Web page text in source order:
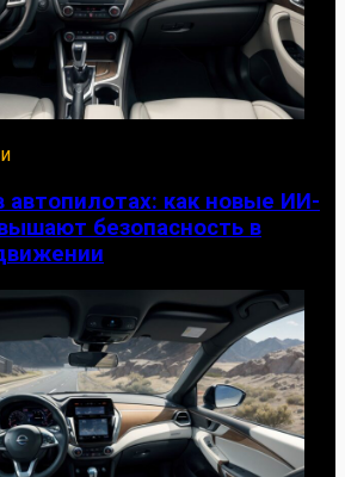
автопилотах: как новые ИИ-
безопасность в